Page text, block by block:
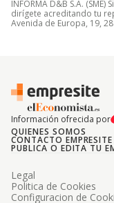
INFORMA D&B S.A.
dirígete acreditando tu
Avenida de Europa, 19,
Información ofrecida por
QUIENES SOMOS
CONTACTO EMPRESITE
PUBLICA O EDITA TU
Legal
Politica de Cookies
Configuracion de